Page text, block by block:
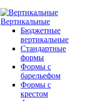
Вертикальные
Бюджетные
вертикальные
Стандартные
формы
Формы с
барельефом
Формы с
крестом